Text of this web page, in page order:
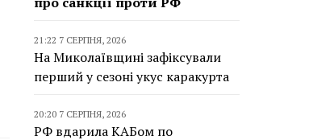
21:22 7 СЕРПНЯ, 2026
На Миколаївщині зафіксували
перший у сезоні укус каракурта
20:20 7 СЕРПНЯ, 2026
РФ вдарила КАБом по